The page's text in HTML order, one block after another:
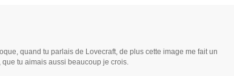
quand tu parlais de Lovecraft, de plus cette image me fait un
tu aimais aussi beaucoup je crois.